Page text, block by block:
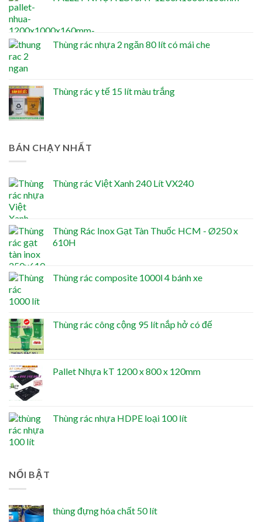
Thùng rác nhựa 2 ngăn 80 lít có mái che
Thùng rác y tế 15 lít màu trắng
BÁN CHẠY NHẤT
Thùng rác Việt Xanh 240 Lít VX240
Thùng Rác Inox Gạt Tàn Thuốc HCM - Ø250 x
610H
Thùng rác composite 1000l 4 bánh xe
Thùng rác công cộng 95 lít nắp hở có đế
Pallet Nhựa kT 1200 x 800 x 120mm
Thùng rác nhựa HDPE loại 100 lít
NỔI BẬT
thùng đựng hóa chất 50 lít